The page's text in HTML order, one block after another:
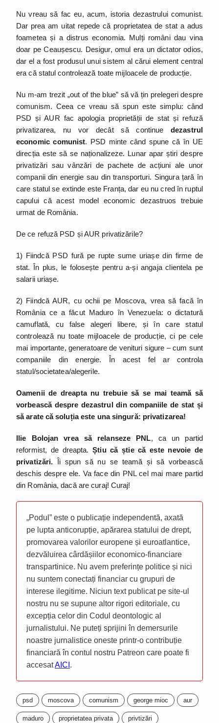
Nu vreau să fac eu, acum, istoria dezastrului comunist.
Dar prea am uitat repede că proprietatea de stat a adus
foametea și a distrus economia. Mulți români dau vina
doar pe Ceaușescu. Desigur, omul era un dictator odios,
dar el a fost produsul unui sistem al cărui element central
era că statul controlează toate mijloacele de producție.
Nu m-am trezit „out of the blue” să vă țin prelegeri despre
comunism. Ceea ce vreau să spun este simplu: când
PSD și AUR fac apologia proprietății de stat și refuză
privatizarea, nu vor decât să continuedezastrul
economic comunist. PSD minte când spune că în UE
direcția este să se naționalizeze. Lunar apar știri despre
privatizări sau vânzări de pachete de acțiuni ale unor
companii din energie sau din transporturi. Singura țară în
care statul se extinde este Franța, dar eu nu cred în ruptul
capului că acest model economic dezastruos trebuie
urmat de România.
De ce refuză PSD și AUR privatizările?
1) Fiindcă PSD fură pe rupte sume uriașe din firme de
stat. În plus, le folosește pentru a-și angaja clientela pe
salarii uriașe.
2) Fiindcă AUR, cu ochii pe Moscova, vrea să facă în
România ce a făcut Maduro în Venezuela: o dictatură
camuflată, cu false alegeri libere, și în care statul
controlează nu toate mijloacele de producție, ci pe cele
mai importante, generatoare de venituri sigure – cum sunt
companiile din energie. În acest fel ar controla
statul/societatea/alegerile.
Oamenii de dreapta nu trebuie să se mai teamă să
vorbească despre dezastrul din companiile de stat și
să arate că soluția este una singură: privatizarea!
Ilie Bolojan vrea să relanseze PNL, ca un partid
reformist, de dreapta.Știu că știe că este nevoie de
privatizări. Îi spun să nu se teamă și să vorbească
deschis despre ele. Va face din PNL cel mai mare partid
din România, dacă are curaj! Curaj!
„Podul” este o publicație independentă, axată
pe lupta anticorupție, apărarea statului de drept,
promovarea valorilor europene și euroatlantice,
dezvăluirea cârdășiilor economico-financiare
transpartinice. Nu avem preferințe politice și nici
nu suntem conectați financiar cu grupuri de
interese ilegitime. Niciun text publicat pe site-ul
nostru nu se supune altor rigori editoriale, cu
excepția celor din Codul deontologic al
jurnalistului. Ne puteți sprijini în demersurile
noastre jurnalistice oneste printr-o contribuție
financiară în contul nostru Patreon care poate fi
accesatAICI .
psd moscova comunism george mioc aur
maduro proprietatea privata privtizări